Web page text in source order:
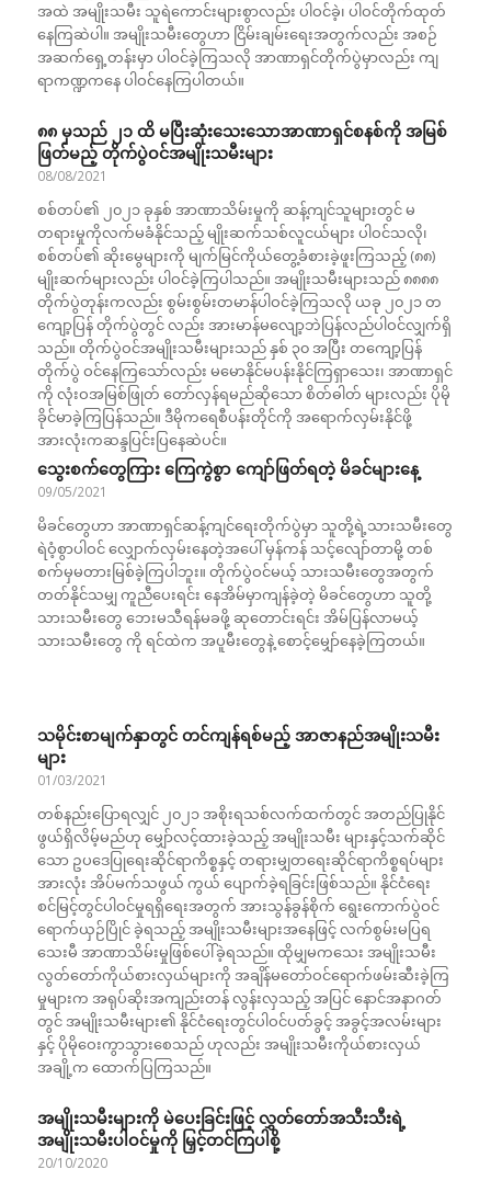
အထဲ အမျိုးသမီး သူရဲကောင်းများစွာလည်း ပါဝင်ခဲ့၊ ပါဝင်တိုက်ထုတ်
နေကြဆဲပါ။ အမျိုးသမီးတွေဟာ ငြိမ်းချမ်းရေးအတွက်လည်း အစဉ်
အဆက်ရှေ့တန်းမှာ ပါဝင်ခဲ့ကြသလို အာဏာရှင်တိုက်ပွဲမှာလည်း ကျ
ရာကဏ္ဍကနေ ပါဝင်နေကြပါတယ်။
၈၈ မှသည် ၂၁ ထိ မပြီးဆုံးသေးသောအာဏာရှင်စနစ်ကို အမြစ်
ဖြတ်မည့် တိုက်ပွဲဝင်အမျိုးသမီးများ
08/08/2021
စစ်တပ်၏ ၂၀၂၁ ခုနှစ် အာဏာသိမ်းမှုကို ဆန့်ကျင်သူများတွင် မ
တရားမှုကိုလက်မခံနိုင်သည့် မျိုးဆက်သစ်လူငယ်များ ပါဝင်သလို၊
စစ်တပ်၏ ဆိုးမွေများကို မျက်မြင်ကိုယ်တွေ့ခံစားခဲ့ဖူးကြသည့် (၈၈)
မျိုးဆက်များလည်း ပါဝင်ခဲ့ကြပါသည်။ အမျိုးသမီးများသည် ၈၈၈၈
တိုက်ပွဲတုန်းကလည်း စွမ်းစွမ်းတမာန်ပါဝင်ခဲ့ကြသလို ယခု ၂၀၂၁ တ
ကျော့ပြန် တိုက်ပွဲတွင် လည်း အားမာန်မလျော့ဘဲပြန်လည်ပါဝင်လျှက်ရှိ
သည်။ တိုက်ပွဲဝင်အမျိုးသမီးများသည် နှစ် ၃၀ အပြီး တကျော့ပြန်
တိုက်ပွဲ ဝင်နေကြသော်လည်း မမောနိုင်မပန်းနိုင်ကြရှာသေး၊ အာဏာရှင်
ကို လုံးဝအမြစ်ဖြုတ် တော်လှန်ရမည်ဆိုသော စိတ်ဓါတ် များလည်း ပိုမို
ခိုင်မာခဲ့ကြပြန်သည်။ ဒီမိုကရေစီပန်းတိုင်ကို အရောက်လှမ်းနိုင်ဖို့
အားလုံးကဆန္ဒပြင်းပြနေဆဲပင်။
သွေးစက်တွေကြား ကြေကွဲစွာ ကျော်ဖြတ်ရတဲ့ မိခင်များနေ့
09/05/2021
မိခင်တွေဟာ အာဏာရှင်ဆန့်ကျင်ရေးတိုက်ပွဲမှာ သူတို့ရဲ့သားသမီးတွေ
ရဲဝံ့စွာပါဝင် လျှောက်လှမ်းနေတဲ့အပေါ် မှန်ကန် သင့်လျော်တာမို့ တစ်
စက်မှမတားမြစ်ခဲ့ကြပါဘူး။ တိုက်ပွဲဝင်မယ့် သားသမီးတွေအတွက်
တတ်နိုင်သမျှ ကူညီပေးရင်း နေအိမ်မှာကျန်ခဲ့တဲ့ မိခင်တွေဟာ သူတို့
သားသမီးတွေ ဘေးမသီရန်မခဖို့ ဆုတောင်းရင်း အိမ်ပြန်လာမယ့်
သားသမီးတွေ ကို ရင်ထဲက အပူမီးတွေနဲ့ စောင့်မျှော်နေခဲ့ကြတယ်။
သမိုင်းစာမျက်နှာတွင် တင်ကျန်ရစ်မည့် အာဇာနည်အမျိုးသမီး
များ
01/03/2021
တစ်နည်းပြောရလျှင် ၂၀၂၁ အစိုးရသစ်လက်ထက်တွင် အတည်ပြုနိုင်
ဖွယ်ရှိလိမ့်မည်ဟု မျှော်လင့်ထားခဲ့သည့် အမျိုးသမီး များနှင့်သက်ဆိုင်
သော ဥပဒေပြုရေးဆိုင်ရာကိစ္စနှင့် တရားမျှတရေးဆိုင်ရာကိစ္စရပ်များ
အားလုံး အိပ်မက်သဖွယ် ကွယ် ပျောက်ခဲ့ရခြင်းဖြစ်သည်။ နိုင်ငံရေး
စင်မြင့်တွင်ပါဝင်မှုရရှိရေးအတွက် အားသွန်ခွန်စိုက် ရွေးကောက်ပွဲဝင်
ရောက်ယှဉ်ပြိုင် ခဲ့ရသည့် အမျိုးသမီးများအနေဖြင့် လက်စွမ်းမပြရ
သေးမီ အာဏာသိမ်းမှုဖြစ်ပေါ်ခဲ့ရသည်။ ထိုမျှမကသေး အမျိုးသမီး
လွတ်တော်ကိုယ်စားလှယ်များကို အချိန်မတော်ဝင်ရောက်ဖမ်းဆီးခဲ့ကြ
မှုများက အရုပ်ဆိုးအကျည်းတန် လွန်းလှသည့် အပြင် နောင်အနာဂတ်
တွင် အမျိုးသမီးများ၏ နိုင်ငံရေးတွင်ပါဝင်ပတ်ခွင့် အခွင့်အလမ်းများ
နှင့် ပိုမိုဝေးကွာသွားစေသည် ဟုလည်း အမျိုးသမီးကိုယ်စားလှယ်
အချို့က ထောက်ပြကြသည်။
အမျိုးသမီးများကို မဲပေးခြင်းဖြင့် လွှတ်တော်အသီးသီးရဲ့
အမျိုးသမီးပါဝင်မှုကို မြှင့်တင်ကြပါစို့
20/10/2020